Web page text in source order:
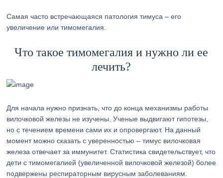
Самая часто встречающаяся патология тимуса – его
увеличение или тимомегалия.
Что такое тимомегалия и нужно ли ее
лечить?
Для начала нужно признать, что до конца механизмы работы
вилочковой железы не изучены. Ученые выдвигают гипотезы,
но с течением времени сами их и опровергают. На данный
момент можно сказать с уверенностью – тимус вилочковая
железа отвечает за иммунитет. Статистика свидетельствует, что
дети с тимомегалией (увеличенной вилочковой железой) более
подвержены респираторным вирусным заболеваниям.